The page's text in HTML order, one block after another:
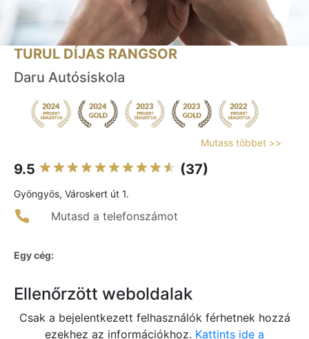
TURUL DÍJAS RANGSOR
Daru Autósiskola
Mutass többet >>
9.5 (37)
Gyöngyös, Városkert út 1.
Mutasd a telefonszámot
Egy cég:
Ellenőrzött weboldalak
Csak a bejelentkezett felhasználók férhetnek hozzá
ezekhez az információkhoz. Kattints ide a